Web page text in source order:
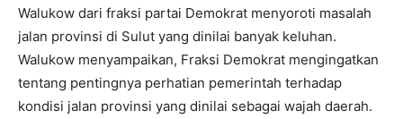
Walukow dari fraksi partai Demokrat menyoroti masalah
jalan provinsi di Sulut yang dinilai banyak keluhan.
Walukow menyampaikan, Fraksi Demokrat mengingatkan
tentang pentingnya perhatian pemerintah terhadap
kondisi jalan provinsi yang dinilai sebagai wajah daerah.